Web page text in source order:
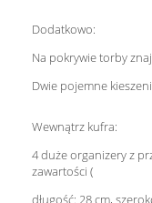
Dodatkowo:
Na pokrywie torby
Dwie pojemne
Wewnątrz kufra:
4 duże organizery z
zawartości (
długość: 28 cm,